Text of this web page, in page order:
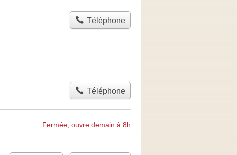
Téléphone
Téléphone
Fermée, ouvre demain à 8h